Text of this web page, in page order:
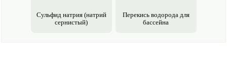
Сульфид натрия (натрий
сернистый)
Перекись водорода для
бассейна